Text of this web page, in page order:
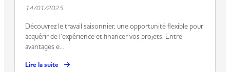
14/01/2025
Découvrez le travail saisonnier, une opportunité flexible pour
acquérir de l’expérience et financer vos projets. Entre
avantages e…
Lire la suite